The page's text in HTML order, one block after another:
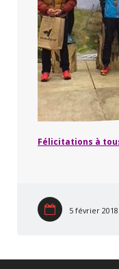
Félicitations à
5 février 2018